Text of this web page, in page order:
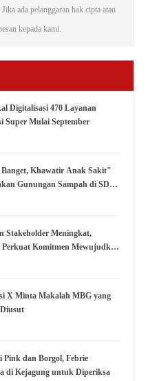
ada pelanggaran hak cipta atau
kepada kami.
Digitalisasi 470 Layanan
Super Mulai September
Khawatir Anak Sakit"
Gunungan Sampah di SDN
Stakeholder Meningkat,
Perkuat Komitmen Mewujudkan
X Minta Makalah MBG yang
Pink dan Borgol, Febrie
di Kejagung untuk Diperiksa